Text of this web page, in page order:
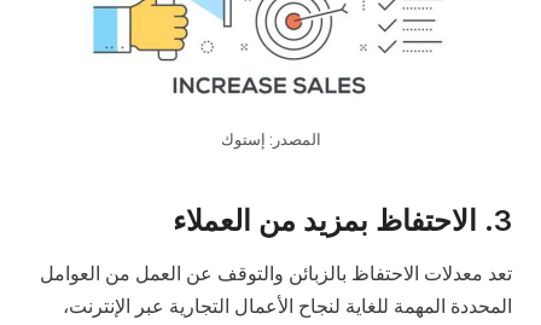
المصدر: إستوك
3. الاحتفاظ بمزيد من العملاء
تعد معدلات الاحتفاظ بالزبائن والتوقف عن العمل من العوامل
المحددة المهمة للغاية لنجاح الأعمال التجارية عبر الإنترنت،